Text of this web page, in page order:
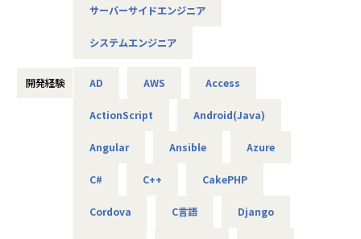
私たちのモットー「早く仕事を辞めよう」には深い意味があ
これは単に労働時間を短縮するという意味ではなく、「義務
感から解放され、心から楽しめる仕事に取り組む」という理
想の状態を表現しています。
当社では「労働時間」ではなく「成果」を重視します。100
時間働いて100万円の売上より、50時間で同じ売上を上げる
方が価値が高いと考えます。
し、高効率な働き方を追求しています。
AIやDXの知見は問わず、ご興味と意欲のある方にぜひ参画い
・大手企業、グループ会社に向けたAIソリューションの開発
・AWSやPythonを用いたAIアプリケーションの作成
・データ基盤の構築並びにデータ活用によるDX化の提案
サーバーサイドエンジニア
システムエンジニア
開発経験 AD AWS Access
ActionScript Android(Java)
Angular Ansible Azure
C# C++ CakePHP
Cordova C言語 Django